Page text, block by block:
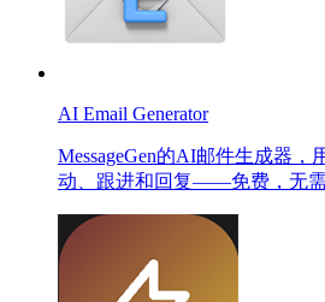
AI Email Generator
MessageGen的AI邮件生成器
动、跟进和回复——免费，无需